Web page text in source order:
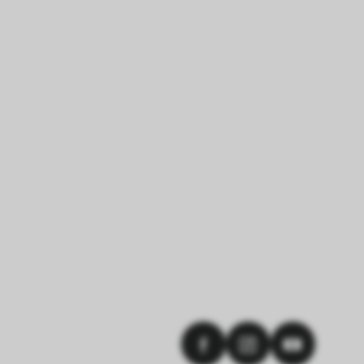
die